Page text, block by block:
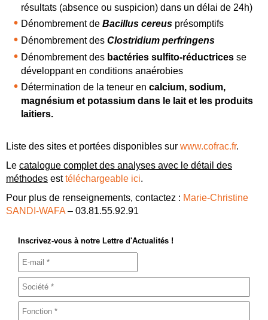
résultats (absence ou suspicion) dans un délai de 24h)
Dénombrement de Bacillus cereus présomptifs
Dénombrement des Clostridium perfringens
Dénombrement des bactéries sulfito-réductrices se
développant en conditions anaérobies
Détermination de la teneur en calcium, sodium,
magnésium et potassium dans le lait et les produits
laitiers.
Liste des sites et portées disponibles sur www.cofrac.fr.
Le catalogue complet des analyses avec le détail des
méthodes esttéléchargeable ici.
Pour plus de renseignements, contactez : Marie-Christine
SANDI-WAFA – 03.81.55.92.91
Inscrivez-vous à notre Lettre d'Actualités !